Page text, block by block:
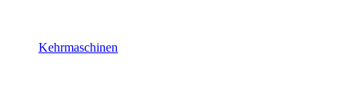
Kehrmaschinen